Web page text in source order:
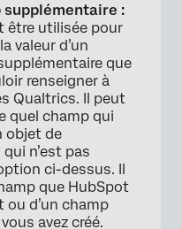
supplémentaire :
être utilisée pour
valeur d’un
que
renseigner à
Qualtrics. Il peut
quel champ qui
objet de
n’est pas
ci-dessus. Il
que HubSpot
d’un champ
avez créé.